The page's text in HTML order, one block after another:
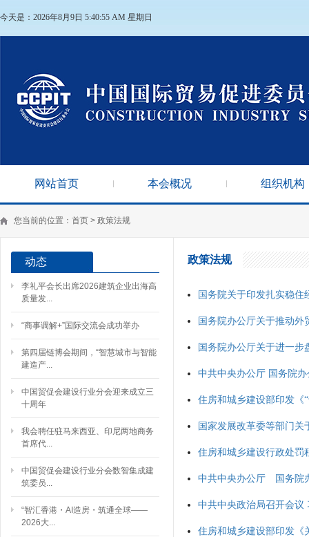
今天是：2026年8月9日 5:40:55 AM 星期日
网站首页 本会概况 组织机构
您当前的位置： 首页 > 政策法规
动态
李礼平会长出席2026建筑企业出海高
质量发...
“商事调解+”国际交流会成功举办
第四届链博会期间，“智慧城市与智能
建造产...
中国贸促会建设行业分会迎来成立三
十周年
我会聘任驻马来西亚、印尼两地商务
首席代...
中国贸促会建设行业分会数智集成建
筑委员...
“智汇香港・AI造房・筑通全球——
2026大...
政策法规
国务院关于印发扎实稳
国务院办公厅关于推动外
国务院办公厅关于进一
中共中央办公厅 国务院
住房和城乡建设部印发《
国家发展改革委等部门关
住房和城乡建设行政处罚
中共中央办公厅 国务院
中共中央政治局召开会议
住房和城乡建设部印发《